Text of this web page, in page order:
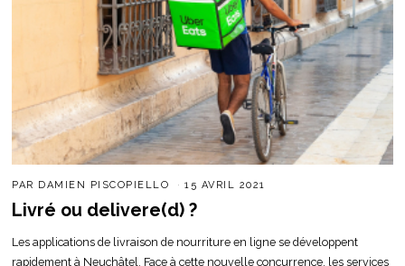
PAR DAMIEN PISCOPIELLO 15 AVRIL 2021
Livré ou delivere(d) ?
Les applications de livraison de nourriture en ligne se développent
rapidement à Neuchâtel. Face à cette nouvelle concurrence, les services